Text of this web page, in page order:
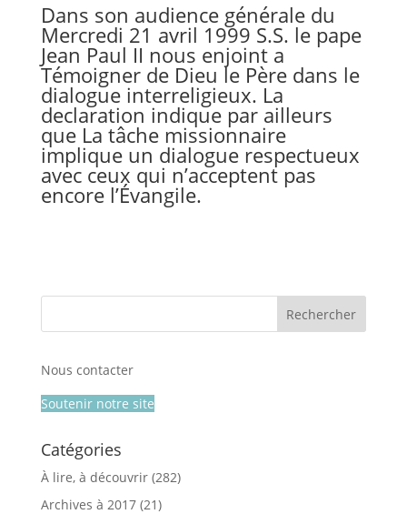
Dans son audience générale du
Mercredi 21 avril 1999 S.S. le pape
Jean Paul II nous enjoint a
Témoigner de Dieu le Père dans le
dialogue interreligieux. La
declaration indique par ailleurs
que La tâche missionnaire
implique un dialogue respectueux
avec ceux qui n’acceptent pas
encore l’Évangile.
Nous contacter
Soutenir notre site
Catégories
À lire, à découvrir(282)
Archives à 2017(21)